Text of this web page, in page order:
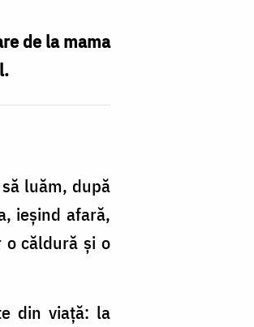
de la mama
luăm, după
ieşind afară,
o căldură şi o
din viaţă: la